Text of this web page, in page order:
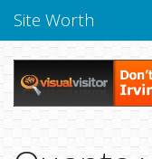
Site Worth